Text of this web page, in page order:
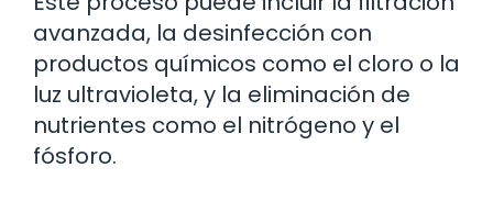
avanzada, la desinfección con
productos químicos como el cloro o la
luz ultravioleta, y la eliminación de
nutrientes como el nitrógeno y el
fósforo.